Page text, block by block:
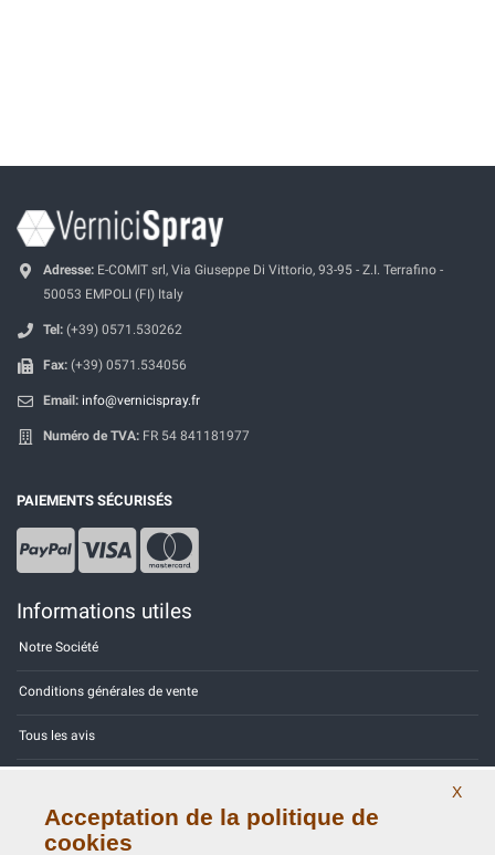
Adresse: E-COMIT srl, Via Giuseppe Di Vittorio, 93-95 - Z.I. Terrafino -
50053 EMPOLI (FI) Italy
Tel: (+39) 0571.530262
Fax: (+39) 0571.534056
Email: info@vernicispray.fr
Numéro de TVA: FR 54 841181977
PAIEMENTS SÉCURISÉS
Informations utiles
Notre Société
Conditions générales de vente
Tous les avis
Contactez-nous
X
Acceptation de la politique de
cookies